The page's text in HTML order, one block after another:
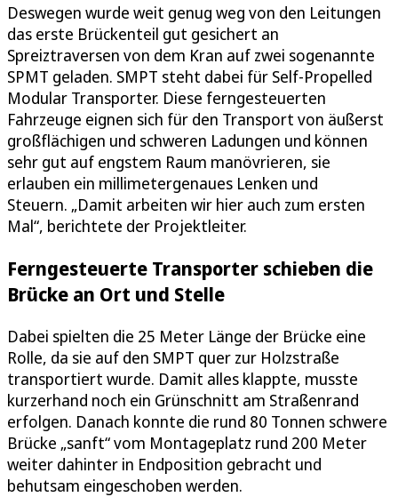
Deswegen wurde weit genug weg von den Leitungen
das erste Brückenteil gut gesichert an
Spreiztraversen von dem Kran auf zwei sogenannte
SPMT geladen. SMPT steht dabei für Self-Propelled
Modular Transporter. Diese ferngesteuerten
Fahrzeuge eignen sich für den Transport von äußerst
großflächigen und schweren Ladungen und können
sehr gut auf engstem Raum manövrieren, sie
erlauben ein millimetergenaues Lenken und
Steuern. „Damit arbeiten wir hier auch zum ersten
Mal“, berichtete der Projektleiter.
Ferngesteuerte Transporter schieben die
Brücke an Ort und Stelle
Dabei spielten die 25 Meter Länge der Brücke eine
Rolle, da sie auf den SMPT quer zur Holzstraße
transportiert wurde. Damit alles klappte, musste
kurzerhand noch ein Grünschnitt am Straßenrand
erfolgen. Danach konnte die rund 80 Tonnen schwere
Brücke „sanft“ vom Montageplatz rund 200 Meter
weiter dahinter in Endposition gebracht und
behutsam eingeschoben werden.